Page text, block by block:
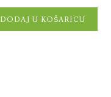
DODAJ U KOŠARICU